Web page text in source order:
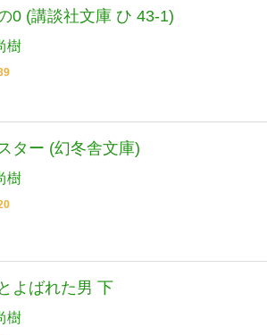
0 (講談社文庫 ひ 43-1)
樹
ター (幻冬舎文庫)
樹
よばれた男 下
樹